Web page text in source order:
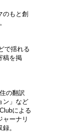
のもと創
で揺れる
稿を掲
の翻訳
ン」など
による
ャーナリ
。